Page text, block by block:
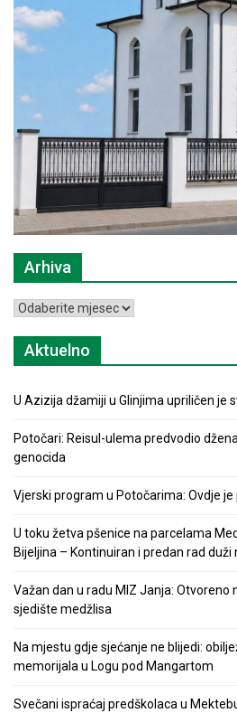
Arhiva
Arhiva
Aktuelno
U Azizija džamiji u Glinjima upriličen je
Potočari: Reisul-ulema predvodio
genocida
Vjerski program u Potočarima: Ovdje
U toku žetva pšenice na parcelama
Bijeljina – Kontinuiran i predan rad duži
Važan dan u radu MIZ Janja: Otvoreno
sjedište medžlisa
Na mjestu gdje sjećanje ne blijedi:
memorijala u Logu pod Mangartom
Svečani ispraćaj predškolaca u